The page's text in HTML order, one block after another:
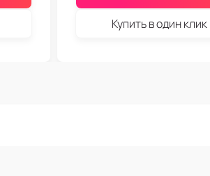
Купить в один клик